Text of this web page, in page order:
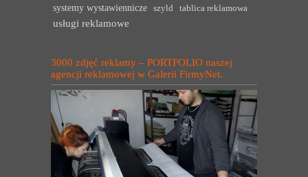
systemy wystawiennicze szyld tablica reklamowa
usługi reklamowe
3000 zdjęć reklamy – PORTFOLIO naszej
agencji reklamowej w Galerii FirmyNet.